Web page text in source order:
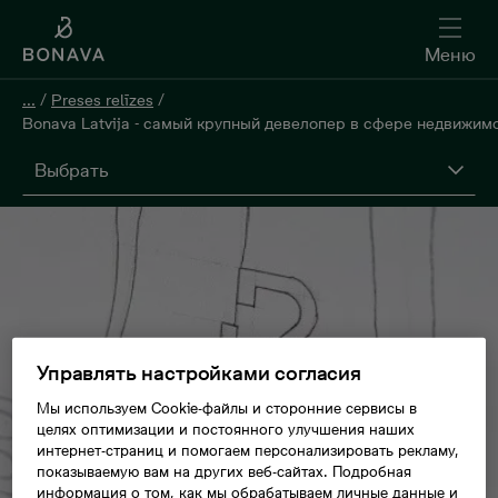
Меню
... / Preses relīzes /
Bonava Latvija - самый крупный девелопер в сфере
Выбрать
Управлять настройками согласия
Мы используем Cookie-файлы и сторонние сервисы в
целях оптимизации и постоянного улучшения наших
интернет-страниц и помогаем персонализировать рекламу,
показываемую вам на других веб-сайтах. Подробная
информация о том, как мы обрабатываем личные данные и